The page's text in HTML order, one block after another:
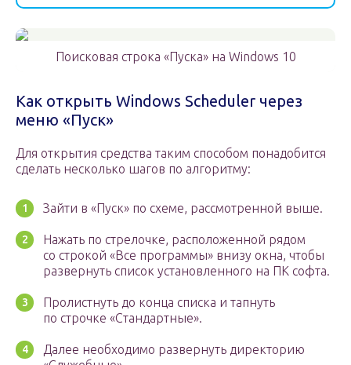
Поисковая строка «Пуска» на Windows 10
Как открыть Windows Scheduler через
меню «Пуск»
Для открытия средства таким способом понадобится
сделать несколько шагов по алгоритму:
Зайти в «Пуск» по схеме, рассмотренной выше.
Нажать по стрелочке, расположенной рядом
со строкой «Все программы» внизу окна, чтобы
развернуть список установленного на ПК софта.
Пролистнуть до конца списка и тапнуть
по строчке «Стандартные».
Далее необходимо развернуть директорию